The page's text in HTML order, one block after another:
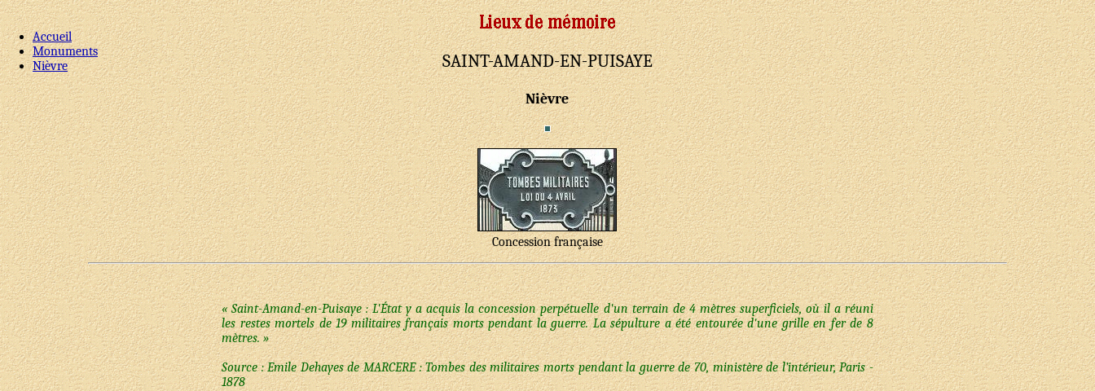
Accueil
Monuments
Nièvre
SAINT-AMAND-EN-PUISAYE
Nièvre
Concession française
« Saint-Amand-en-Puisaye : L'État y a acquis la concession perpétuelle d'un terrain de 4 mètres superficiels, où il a réuni
les restes mortels de 19 militaires français morts pendant la guerre. La sépulture a été entourée d'une grille en fer de 8
mètres. »
Source : Emile Dehayes de MARCERE : Tombes des militaires morts pendant la guerre de 70, ministère de l’intérieur, Paris -
1878